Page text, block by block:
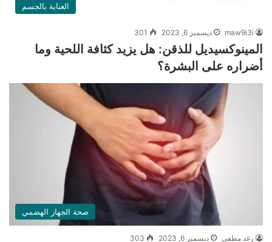
العناية بالجسم
maw9i3i ديسمبر 6, 2023 301
المينوكسيديل للذقن: هل يزيد كثافة اللحية وما
أضراره على البشرة؟
صحة الجهاز الهضمي
رغد مطفي ديسمبر 6, 2023 303